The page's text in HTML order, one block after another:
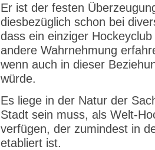
Er ist der festen
diesbezüglich schon bei
dass ein einziger
andere Wahrnehmung
wenn auch in dieser
würde.
Es liege in der Natur der
Stadt sein muss, als Welt-
verfügen, der zumindest in
etabliert ist.